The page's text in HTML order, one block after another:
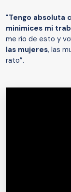
"Tengo absoluta
minimices mi
me río de esto y
las mujeres, las
rato”.